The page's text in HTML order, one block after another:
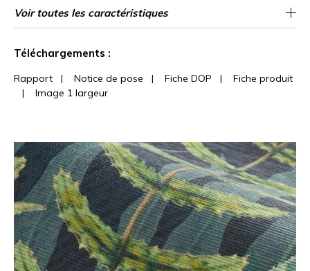
Largeur d'un
Lé
68 cm / 27 inches
Hauteur 300 cm / 118 inches
Largeur Totale 272 cm
Raccord Raccord droit
Nombre de lés 4
Poids g/m² 400
Entretien Lessivable
Pose colle Encollage du mur
Dépose Arrachage à sec
Norme COV A+
ASTME84 Class A
Norme
euroclass
B s2 d0
Pays d'origine Italie
Voir toutes les caractéristiques
Téléchargements :
Rapport | Notice de pose | Fiche DOP |
Fiche produit
| Image 1 largeur